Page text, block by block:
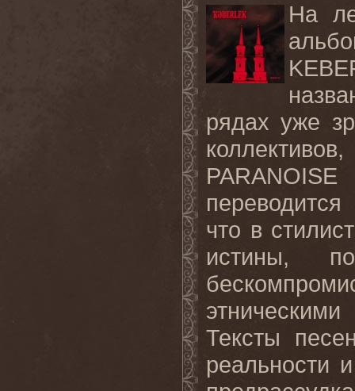
На
рядах уже
что в
истины,
Тексты
реальности